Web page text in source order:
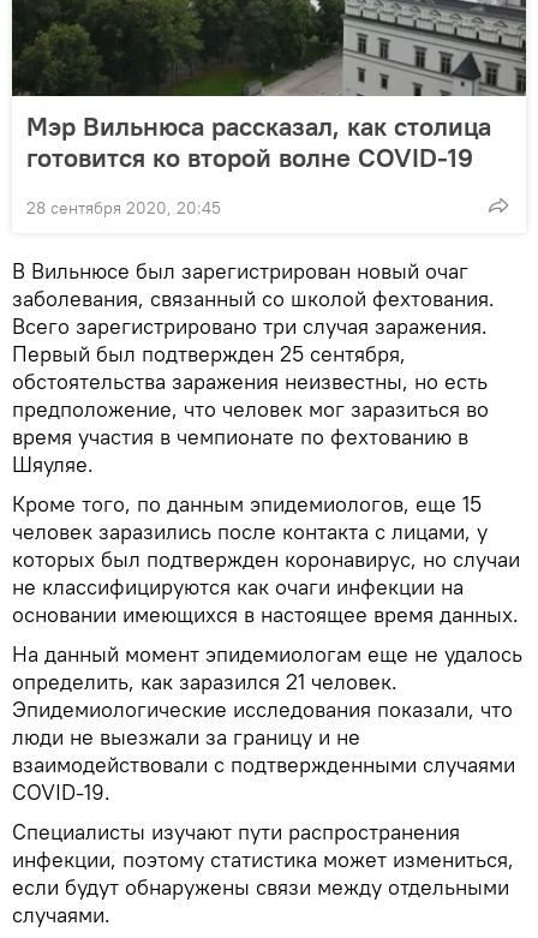
Мэр Вильнюса рассказал, как столица
готовится ко второй волне COVID-19
28 сентября 2020, 20:45
В Вильнюсе был зарегистрирован новый очаг
заболевания, связанный со школой фехтования.
Всего зарегистрировано три случая заражения.
Первый был подтвержден 25 сентября,
обстоятельства заражения неизвестны, но есть
предположение, что человек мог заразиться во
время участия в чемпионате по фехтованию в
Шяуляе.
Кроме того, по данным эпидемиологов, еще 15
человек заразились после контакта с лицами, у
которых был подтвержден коронавирус, но случаи
не классифицируются как очаги инфекции на
основании имеющихся в настоящее время данных.
На данный момент эпидемиологам еще не удалось
определить, как заразился 21 человек.
Эпидемиологические исследования показали, что
люди не выезжали за границу и не
взаимодействовали с подтвержденными случаями
COVID-19.
Специалисты изучают пути распространения
инфекции, поэтому статистика может измениться,
если будут обнаружены связи между отдельными
случаями.